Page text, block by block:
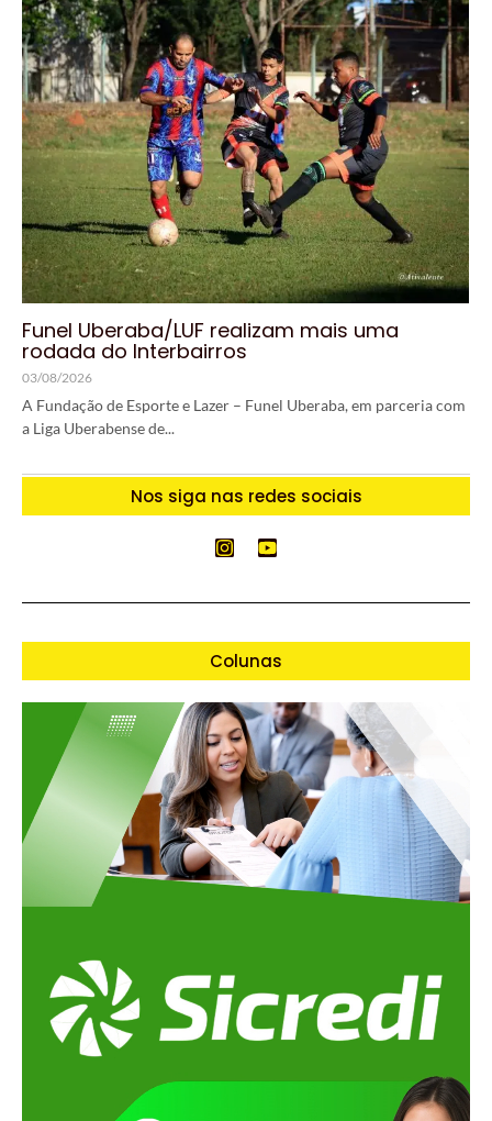
Funel Uberaba/LUF realizam mais uma
rodada do Interbairros
03/08/2026
A Fundação de Esporte e Lazer – Funel Uberaba, em parceria com
a Liga Uberabense de...
Nos siga nas redes sociais
Colunas